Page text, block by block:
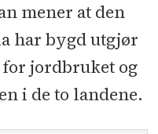
mener at den
har bygd utgjør
jordbruket og
i de to landene.